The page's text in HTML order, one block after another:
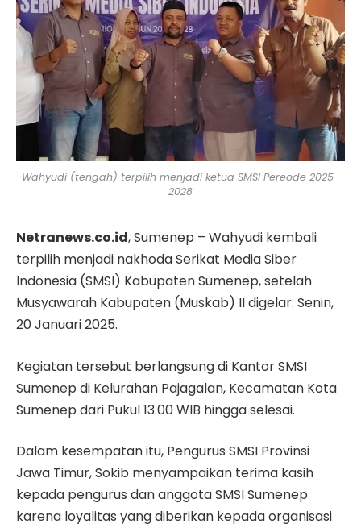
Wahyudi (tengah) terpilih menjadi ketua SMSI Pereode 2025-
2028
Netranews.co.id, Sumenep – Wahyudi kembali
terpilih menjadi nakhoda Serikat Media Siber
Indonesia (SMSI) Kabupaten Sumenep, setelah
Musyawarah Kabupaten (Muskab) II digelar. Senin,
20 Januari 2025.
Kegiatan tersebut berlangsung di Kantor SMSI
Sumenep di Kelurahan Pajagalan, Kecamatan Kota
Sumenep dari Pukul 13.00 WIB hingga selesai.
Dalam kesempatan itu, Pengurus SMSI Provinsi
Jawa Timur, Sokib menyampaikan terima kasih
kepada pengurus dan anggota SMSI Sumenep
karena loyalitas yang diberikan kepada organisasi